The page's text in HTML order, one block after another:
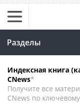
Разделы
Индексная книга
CNews*
Получите все
CNews по